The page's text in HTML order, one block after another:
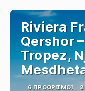
Riviera
Qershor
Tropez,
6 ΠΡΟΟΡΙΣΜΟΊ